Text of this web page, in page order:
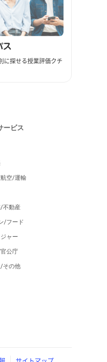
に探せる授業評価クチ
ービス
空/運輸
不動産
/フード
ャー
公庁
その他